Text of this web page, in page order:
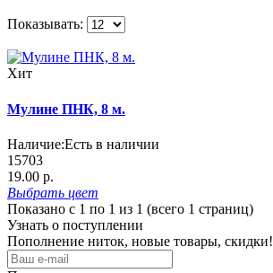
Показывать:
Хит
Мулине ПНК, 8 м.
Наличие:Есть в наличии
15703
19.00 р.
Выбрать цвет
Показано с 1 по 1 из 1 (всего 1 страниц)
Узнать о поступлении
Пополнение ниток, новые товары, скидки!